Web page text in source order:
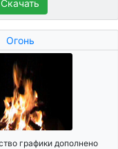
Скачать
Огонь
графики дополнено